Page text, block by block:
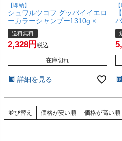
【即納】
シュワルツコフ グッバイイエロ
ーカラーシャンプーf 310g × 2
本セット ブリーチ後の黄ばみ消
し&カラーのメンテナンスに
【紫シャンプー/ムラシャ
【宅配便送料無料】 (6042957-
送料無料
2,328 税込
在庫切れ
詳細を見る
並び替え 価格が安い順 価格が高い順